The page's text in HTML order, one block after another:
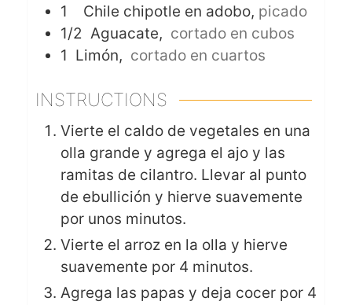
1
Chile chipotle en adobo, picado
1/2 Aguacate, cortado en cubos
1 Limón, cortado en cuartos
INSTRUCTIONS
Vierte el caldo de vegetales en una
olla grande y agrega el ajo y las
ramitas de cilantro. Llevar al punto
de ebullición y hierve suavemente
por unos minutos.
Vierte el arroz en la olla y hierve
suavemente por 4 minutos.
Agrega las papas y deja cocer por 4